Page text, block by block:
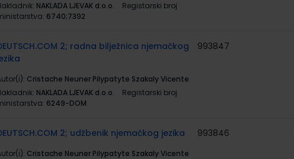
NAKLADA LJEVAK d.o.o.
Registarski broj
6740;7392
2; radna bilježnica njemačkog
Cristache Neuner Pilypatyte Szakaly Vicente
NAKLADA LJEVAK d.o.o.
Registarski broj
6249-DOM
993847
2; udžbenik njemačkog jezika
Cristache Neuner Pilypatyte Szakaly Vicente
993846